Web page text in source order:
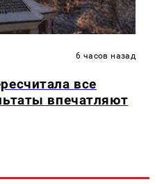
6 часов назад
все
впечатляют